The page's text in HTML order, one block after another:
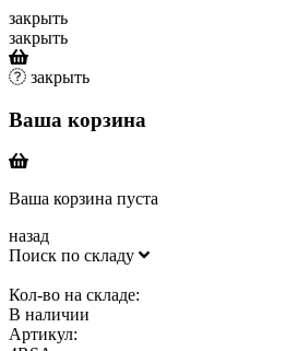
закрыть
закрыть
закрыть
Ваша корзина
Ваша корзина пуста
назад
Поиск по складу
Кол-во на складе:
В наличии
Артикул: